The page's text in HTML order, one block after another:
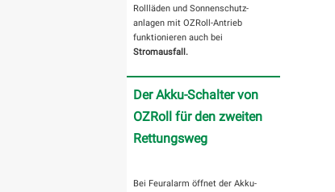
Rollläden und Sonnenschutz-
anlagen mit OZRoll-Antrieb
funktionieren auch bei
Stromausfall.
Der Akku-Schalter von
OZRoll für den zweiten
Rettungsweg
Bei Feuralarm öffnet der Akku-